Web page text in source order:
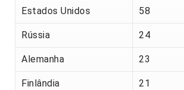
Estados Unidos 58
Rússia 24
Alemanha 23
Finlândia 21